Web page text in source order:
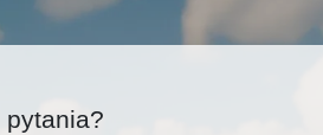
pytania?